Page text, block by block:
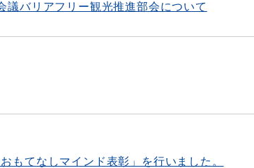
議バリアフリー観光推進部会について
もてなしマインド表彰」を行いました。